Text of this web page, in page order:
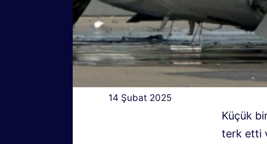
14 Şubat 2025
Küçük
terk etti